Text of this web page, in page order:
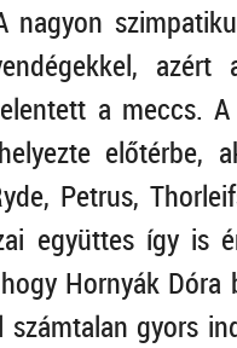
nagyon
a meccs.
előtérbe,
Petrus,
együttes így is
Hornyák
számtalan gyors